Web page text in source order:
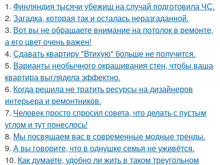
1. Финляндия тысячи убежищ на случай подготовила ЧС.
2. Загадка, которая так и осталась неразгаданной.
3. Вот вы не обращаете внимание на потолок в ремонте,
а его цвет очень важен!
4. Сдавать квартиру "Втихую" больше не получится.
5. Варианты необычного окрашивания стен, чтобы ваша
квартира выглядела эффектно.
6. Когда решила не тратить ресурсы на дизайнеров
интерьера и ремонтников.
7. Человек просто спросил совета, что делать с пустым
углом и тут понеслось!
8. Мы посвящаем вас в современные модные тренды.
9. А вы говорите, что в однушке семья не уживётся.
10. Как думаете, удобно ли жить в таком треугольном